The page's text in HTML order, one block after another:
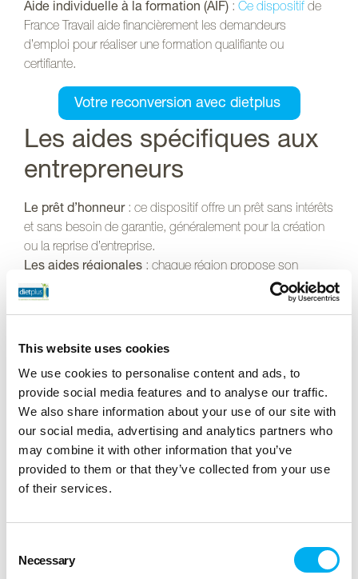
This website uses cookies
We use cookies to personalise content and ads, to
provide social media features and to analyse our traffic.
We also share information about your use of our site with
our social media, advertising and analytics partners who
may combine it with other information that you’ve
provided to them or that they’ve collected from your use
of their services.
Selection
Necessary
Aide individuelle à la formation (AIF) : Ce dispositif de
France Travail aide financièrement les demandeurs
d’emploi pour réaliser une formation qualifiante ou
certifiante.
Votre reconversion avec dietplus
Les aides spécifiques aux
entrepreneurs
Le prêt d’honneur: ce dispositif offre un prêt sans intérêts
et sans besoin de garantie, généralement pour la création
ou la reprise d’entreprise.
Les aides régionales : chaque région propose son
propre ensemble d’aides pour soutenir les entrepreneurs
locaux. Elles peuvent se présenter sous forme de prêts à
Les prêts bancaires
Enfin, le prêt bancaire reste une option viable pour financer
votreréorientation professionnelle. Néanmoins, il est
nécessaire de préparer un dossier solide, démontrant la
viabilité de votre projet.
Il est important de noter que la majorité de ces aides
nécessitent une demande préalable et les critères
l’ouverture d’un centre en franchise peut sembler important,